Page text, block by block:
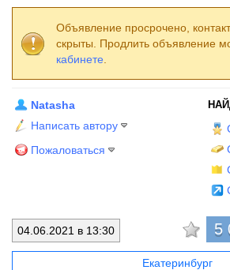
Объявление просрочено,
скрыты. Продлить объявление
кабинете
Natasha
Написать автору
Пожаловаться
5
04.06.2021 в 13:30
Екатеринбург